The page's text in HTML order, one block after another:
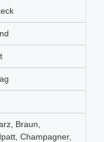
Braun,
Champagner,